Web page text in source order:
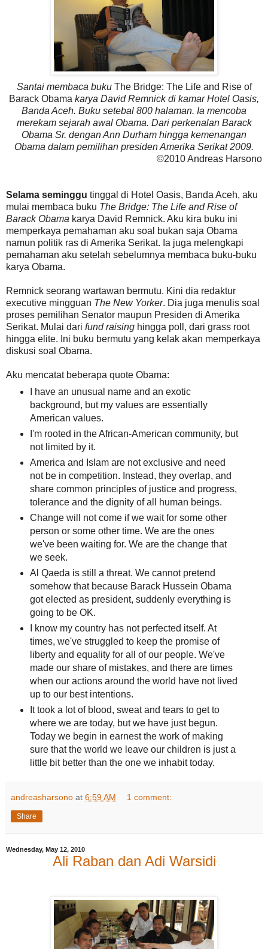
Santai membaca buku The Bridge: The Life and Rise of
Barack Obama karya David Remnick di kamar Hotel Oasis,
Banda Aceh. Buku setebal 800 halaman. Ia mencoba
merekam sejarah awal Obama. Dari perkenalan Barack
Obama Sr. dengan Ann Durham hingga kemenangan
Obama dalam pemilihan presiden Amerika Serikat 2009.
©2010 Andreas Harsono
Selama seminggu tinggal di Hotel Oasis, Banda Aceh, aku
mulai membaca buku The Bridge: The Life and Rise of
Barack Obama karya David Remnick. Aku kira buku ini
memperkaya pemahaman aku soal bukan saja Obama
namun politik ras di Amerika Serikat. Ia juga melengkapi
pemahaman aku setelah sebelumnya membaca buku-buku
karya Obama.
Remnick seorang wartawan bermutu. Kini dia redaktur
executive mingguan The New Yorker. Dia juga menulis soal
proses pemilihan Senator maupun Presiden di Amerika
Serikat. Mulai dari fund raising hingga poll, dari grass root
hingga elite. Ini buku bermutu yang kelak akan memperkaya
diskusi soal Obama.
Aku mencatat beberapa quote Obama:
I have an unusual name and an exotic
background, but my values are essentially
American values.
I'm rooted in the African-American community, but
not limited by it.
America and Islam are not exclusive and need
not be in competition. Instead, they overlap, and
share common principles of justice and progress,
tolerance and the dignity of all human beings.
Change will not come if we wait for some other
person or some other time. We are the ones
we've been waiting for. We are the change that
we seek.
Al Qaeda is still a threat. We cannot pretend
somehow that because Barack Hussein Obama
got elected as president, suddenly everything is
going to be OK.
I know my country has not perfected itself. At
times, we've struggled to keep the promise of
liberty and equality for all of our people. We've
made our share of mistakes, and there are times
when our actions around the world have not lived
up to our best intentions.
It took a lot of blood, sweat and tears to get to
where we are today, but we have just begun.
Today we begin in earnest the work of making
sure that the world we leave our children is just a
little bit better than the one we inhabit today.
andreasharsono at 6:59 AM 1 comment:
Share
Wednesday, May 12, 2010
Ali Raban dan Adi Warsidi